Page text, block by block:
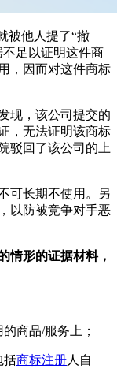
被他人提了“撤
足以证明这件商
，因而对这件商标
现，该公司提交的
，无法证明该商标
驳回了该公司的上
可长期不使用。另
以防被竞争对手恶
情形的证据材料，
商品/服务上；
括商标注册人自